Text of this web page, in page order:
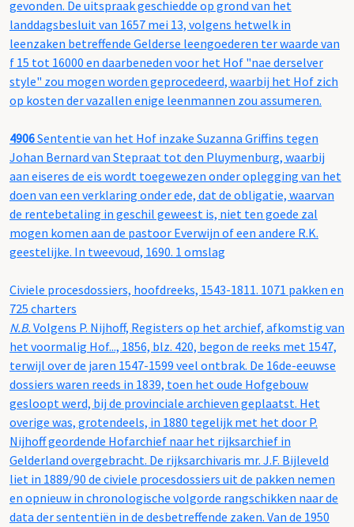
gevonden. De uitspraak geschiedde op grond van het
landdagsbesluit van 1657 mei 13, volgens hetwelk in
leenzaken betreffende Gelderse leengoederen ter waarde van
f 15 tot 16000 en daarbeneden voor het Hof "nae derselver
style" zou mogen worden geprocedeerd, waarbij het Hof zich
op kosten der vazallen enige leenmannen zou assumeren.
4906Sententie van het Hof inzake Suzanna Griffins tegen
Johan Bernard van Stepraat tot den Pluymenburg, waarbij
aan eiseres de eis wordt toegewezen onder oplegging van het
doen van een verklaring onder ede, dat de obligatie, waarvan
de rentebetaling in geschil geweest is, niet ten goede zal
mogen komen aan de pastoor Everwijn of een andere R.K.
geestelijke. In tweevoud, 1690. 1 omslag
Civiele procesdossiers, hoofdreeks, 1543-1811. 1071 pakken en
725 charters
N.B. Volgens P. Nijhoff, Registers op het archief, afkomstig van
het voormalig Hof..., 1856, blz. 420, begon de reeks met 1547,
terwijl over de jaren 1547-1599 veel ontbrak. De 16de-eeuwse
dossiers waren reeds in 1839, toen het oude Hofgebouw
gesloopt werd, bij de provinciale archieven geplaatst. Het
overige was, grotendeels, in 1880 tegelijk met het door P.
Nijhoff geordende Hofarchief naar het rijksarchief in
Gelderland overgebracht. De rijksarchivaris mr. J.F. Bijleveld
liet in 1889/90 de civiele procesdossiers uit de pakken nemen
en opnieuw in chronologische volgorde rangschikken naar de
data der sententiën in de desbetreffende zaken. Van de 1950